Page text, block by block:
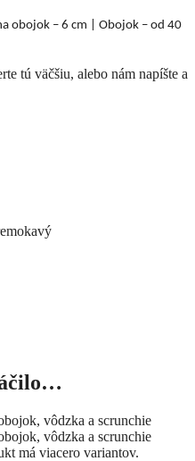
obojok –6 cm | Obojok – od 40
tú väčšiu, alebo nám napíšte a
má viacero variantov.